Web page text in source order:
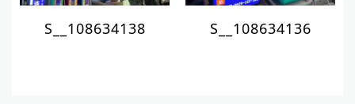
S__108634138 S__108634136